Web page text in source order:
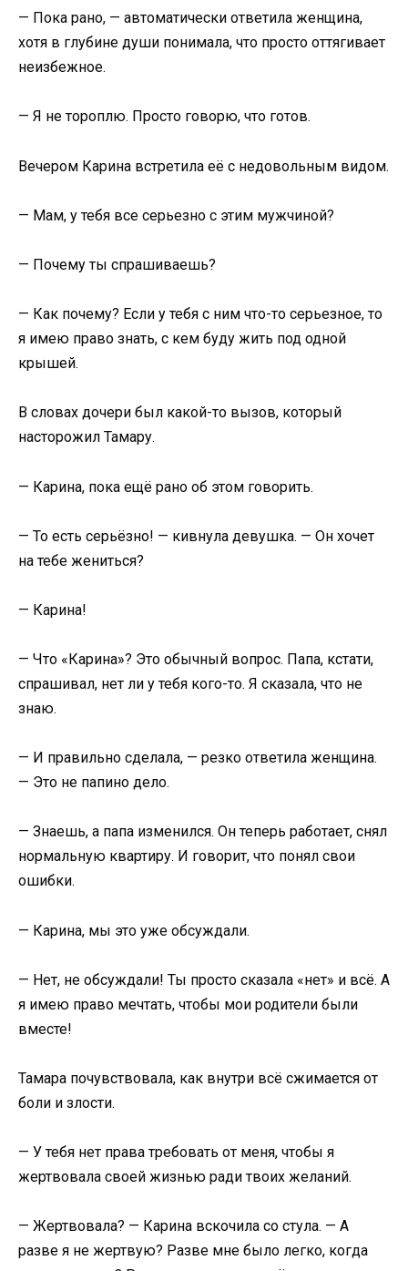
— Пока рано, — автоматически ответила женщина,
хотя в глубине души понимала, что просто оттягивает
неизбежное.
— Я не тороплю. Просто говорю, что готов.
Вечером Карина встретила её с недовольным видом.
— Мам, у тебя все серьезно с этим мужчиной?
— Почему ты спрашиваешь?
— Как почему? Если у тебя с ним что-то серьезное, то
я имею право знать, с кем буду жить под одной
крышей.
В словах дочери был какой-то вызов, который
насторожил Тамару.
— Карина, пока ещё рано об этом говорить.
— То есть серьёзно! — кивнула девушка. — Он хочет
на тебе жениться?
— Карина!
— Что «Карина»? Это обычный вопрос. Папа, кстати,
спрашивал, нет ли у тебя кого-то. Я сказала, что не
знаю.
— И правильно сделала, — резко ответила женщина.
— Это не папино дело.
— Знаешь, а папа изменился. Он теперь работает, снял
нормальную квартиру. И говорит, что понял свои
ошибки.
— Карина, мы это уже обсуждали.
— Нет, не обсуждали! Ты просто сказала «нет» и всё. А
я имею право мечтать, чтобы мои родители были
вместе!
Тамара почувствовала, как внутри всё сжимается от
боли и злости.
— У тебя нет права требовать от меня, чтобы я
жертвовала своей жизнью ради твоих желаний.
— Жертвовала? — Карина вскочила со стула. — А
разве я не жертвую? Разве мне было легко, когда